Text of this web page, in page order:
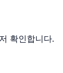
확인합니다.